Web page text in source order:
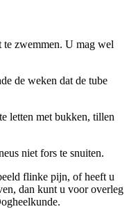
te zwemmen. U mag wel
de weken dat de tube
letten met bukken, tillen
niet fors te snuiten.
flinke pijn, of heeft u
dan kunt u voor overleg